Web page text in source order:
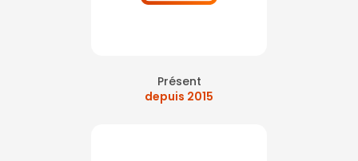
Présent
depuis 2015